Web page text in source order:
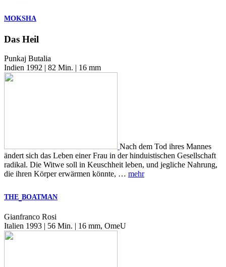
MOKSHA
Das Heil
Punkaj Butalia
Indien 1992 | 82 Min. | 16 mm
Nach dem Tod ihres Mannes
ändert sich das Leben einer Frau in der hinduistischen Gesellschaft
radikal. Die Witwe soll in Keuschheit leben, und jegliche Nahrung,
die ihren Körper erwärmen könnte, … mehr
THE BOATMAN
Gianfranco Rosi
Italien 1993 | 56 Min. | 16 mm, OmeU